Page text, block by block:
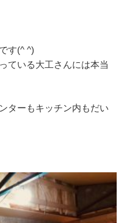
す(^ ^)
ている大工さんには本当
ターもキッチン内もだい